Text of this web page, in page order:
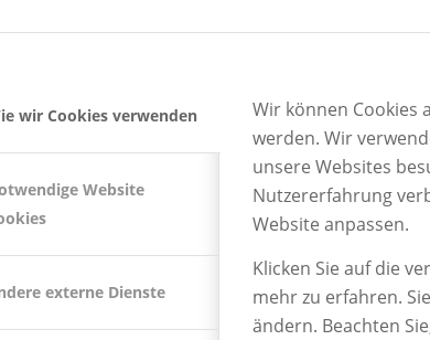
wir Cookies verwenden
Website
externe Dienste
Wir können Cookies
werden. Wir
unsere Websites
Nutzererfahrung
Website anpassen.
Klicken Sie auf die
mehr zu erfahren.
ändern. Beachten
21 Jahre alt sein und über Vorkenntnisse in
Sprachkurs gezielt geschult, um dein Englisch
dauert mindestes vier Wochen und
so genannte Business English.